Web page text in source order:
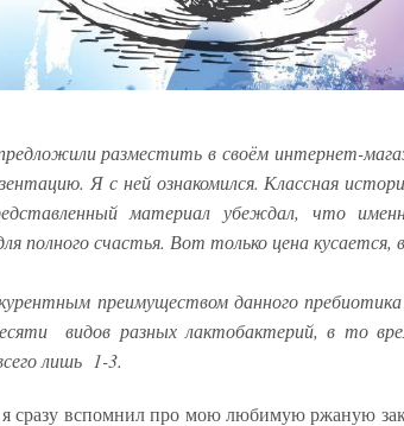
разместить в своём интернет-
Я с ней ознакомился. Классная
материал убеждал, что
полного счастья. Вот только цена кусается,
преимуществом данного
видов разных лактобактерий, в то
лишь 1-3.
я сразу вспомнил про мою любимую ржаную